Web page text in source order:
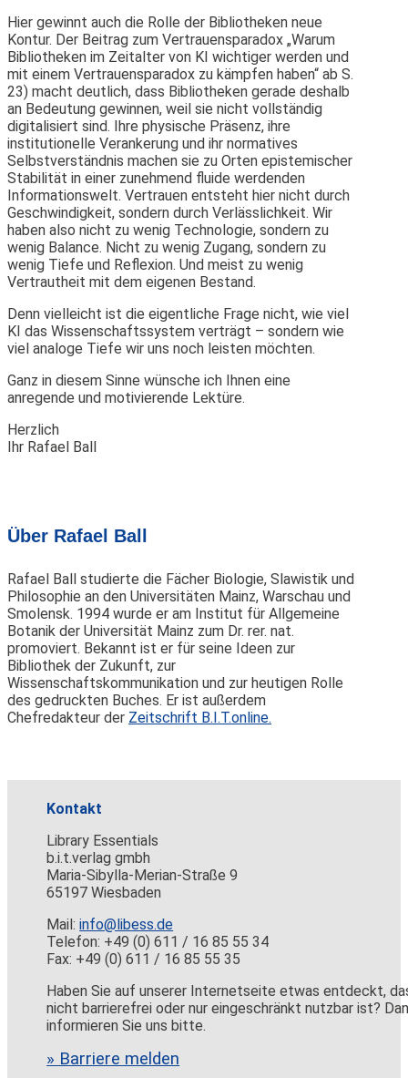
Hier gewinnt auch die Rolle der Bibliotheken neue
Kontur. Der Beitrag zum Vertrauensparadox „Warum
Bibliotheken im Zeitalter von KI wichtiger werden und
mit einem Vertrauensparadox zu kämpfen haben“ ab S.
23) macht deutlich, dass Bibliotheken gerade deshalb
an Bedeutung gewinnen, weil sie nicht vollständig
digitalisiert sind. Ihre physische Präsenz, ihre
institutionelle Verankerung und ihr normatives
Selbstverständnis machen sie zu Orten epistemischer
Stabilität in einer zunehmend fluide werdenden
Informationswelt. Vertrauen entsteht hier nicht durch
Geschwindigkeit, sondern durch Verlässlichkeit. Wir
haben also nicht zu wenig Technologie, sondern zu
wenig Balance. Nicht zu wenig Zugang, sondern zu
wenig Tiefe und Reflexion. Und meist zu wenig
Vertrautheit mit dem eigenen Bestand.
Denn vielleicht ist die eigentliche Frage nicht, wie viel
KI das Wissenschaftssystem verträgt – sondern wie
viel analoge Tiefe wir uns noch leisten möchten.
Ganz in diesem Sinne wünsche ich Ihnen eine
anregende und motivierende Lektüre.
Herzlich
Ihr Rafael Ball
Über Rafael Ball
Rafael Ball studierte die Fächer Biologie, Slawistik und
Philosophie an den Universitäten Mainz, Warschau und
Smolensk. 1994 wurde er am Institut für Allgemeine
Botanik der Universität Mainz zum Dr. rer. nat.
promoviert. Bekannt ist er für seine Ideen zur
Bibliothek der Zukunft, zur
Wissenschaftskommunikation und zur heutigen Rolle
des gedruckten Buches. Er ist außerdem
Chefredakteur der Zeitschrift B.I.T.online.
Kontakt
Library Essentials
b.i.t.verlag gmbh
Maria-Sibylla-Merian-Straße 9
65197 Wiesbaden
Mail:info@libess.de
Telefon: +49 (0) 611 / 16 85 55 34
Fax: +49 (0) 611 / 16 85 55 35
Haben Sie auf unserer Internetseite etwas entdeckt,
nicht barrierefrei oder nur eingeschränkt nutzbar ist?
informieren Sie uns bitte.
» Barriere melden